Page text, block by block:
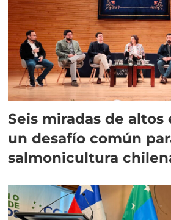
Seis miradas de altos
un desafío común
salmonicultura